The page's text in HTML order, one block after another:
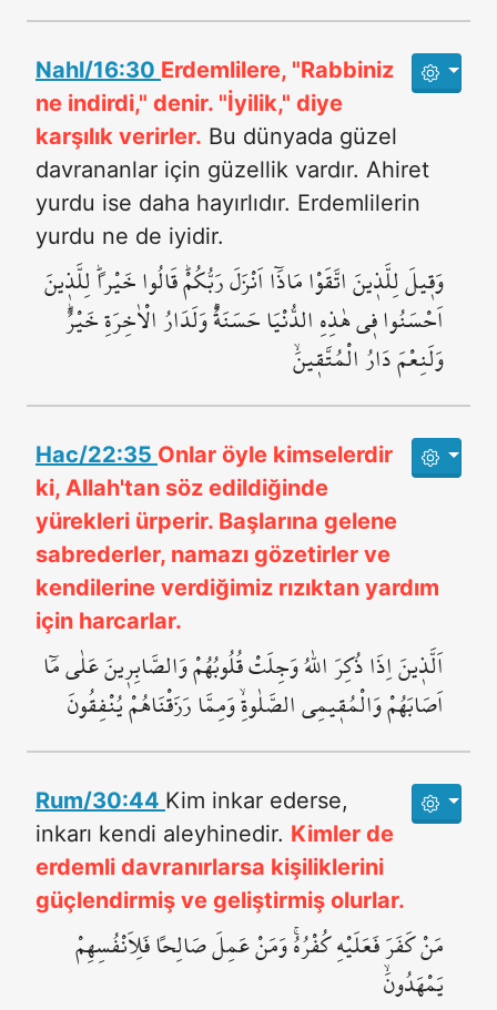
Nahl/16:30 Erdemlilere, "Rabbiniz
ne indirdi," denir. "İyilik," diye
karşılık verirler. Bu dünyada güzel
davrananlar için güzellik vardır. Ahiret
yurdu ise daha hayırlıdır. Erdemlilerin
yurdu ne de iyidir.
وَق۪يلَ لِلَّذ۪ينَ اتَّقَوْا مَاذَٓا اَنْزَلَ رَبُّكُمْۜ قَالُوا خَيْراًۜ لِلَّذ۪ينَ
اَحْسَنُوا ف۪ي هٰذِهِ الدُّنْيَا حَسَنَةٌۜ وَلَدَارُ الْاٰخِرَةِ خَيْرٌۜ
وَلَنِعْمَ دَارُ الْمُتَّق۪ينَۙ
Hac/22:35 Onlar öyle kimselerdir
ki, Allah'tan söz edildiğinde
yürekleri ürperir. Başlarına gelene
sabrederler, namazı gözetirler ve
kendilerine verdiğimiz rızıktan yardım
için harcarlar.
اَلَّذ۪ينَ اِذَا ذُكِرَ اللّٰهُ وَجِلَتْ قُلُوبُهُمْ وَالصَّابِر۪ينَ عَلٰى مَٓا
اَصَابَهُمْ وَالْمُق۪يمِي الصَّلٰوةِۙ وَمِمَّا رَزَقْنَاهُمْ يُنْفِقُونَ
Rum/30:44 Kim inkar ederse,
inkarı kendi aleyhinedir. Kimler de
erdemli davranırlarsa kişiliklerini
güçlendirmiş ve geliştirmiş olurlar.
مَنْ كَفَرَ فَعَلَيْهِ كُفْرُهُۚ وَمَنْ عَمِلَ صَالِحاً فَلِاَنْفُسِهِمْ
يَمْهَدُونَۙ